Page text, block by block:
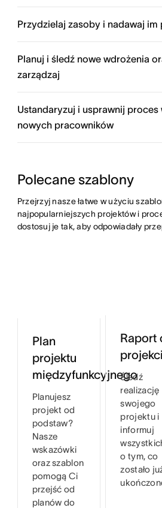
Przydzielaj zasoby i nadawaj
Planuj i śledź nowe wdrożenia
zarządzaj
Ustandaryzuj i usprawnij proces
nowych pracowników
Polecane szablony
Przejrzyj nasze łatwe w użyciu
najpopularniejszych projektów i
dostosuj je tak, aby odpowiadały
Plan
projektu
międzyfunkcyjnego
Planujesz
projekt od
podstaw?
Nasze
wskazówki
oraz szablon
pomogą Ci
przejść od
planów do
Raport
Śledź
realizację
swojego
projektu i
informuj
o tym, co
zostało